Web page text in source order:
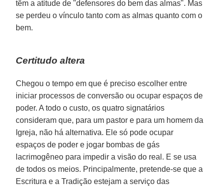
têm a atitude de "defensores do bem das almas". Mas
se perdeu o vínculo tanto com as almas quanto com o
bem.
Certitudo altera
Chegou o tempo em que é preciso escolher entre
iniciar processos de conversão ou ocupar espaços de
poder. A todo o custo, os quatro signatários
consideram que, para um pastor e para um homem da
Igreja, não há alternativa. Ele só pode ocupar
espaços de poder e jogar bombas de gás
lacrimogêneo para impedir a visão do real. E se usa
de todos os meios. Principalmente, pretende-se que a
Escritura e a Tradição estejam a serviço das